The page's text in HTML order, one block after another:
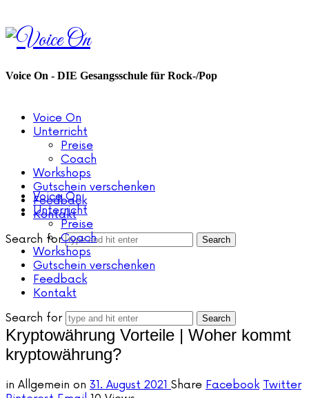
Voice
On
Voice On - DIE Gesangsschule für Rock-/Pop
Voice On
Unterricht
Preise
Coach
Workshops
Gutschein verschenken
Feedback
Kontakt
Search for
Voice On
Unterricht
Preise
Coach
Workshops
Gutschein verschenken
Feedback
Kontakt
Search for
Kryptowährung Vorteile | Woher kommt
kryptowährung?
in Allgemein on 31. August 2021 Share Facebook Twitter